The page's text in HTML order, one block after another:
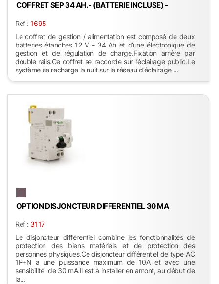
COFFRET SEP 34 AH. - (BATTERIE INCLUSE) -
Ref :1695
Le coffret de gestion / alimentation est composé de deux
batteries étanches 12 V - 34 Ah et d’une électronique de
gestion et de régulation de charge.Fixation arrière par
double rails.Ce coffret se raccorde sur l’éclairage public.Le
système se recharge la nuit sur le réseau d’éclairage ...
OPTION DISJONCTEUR DIFFERENTIEL 30 MA
Ref : 3117
Le disjoncteur différentiel combine les fonctionnalités de
protection des biens matériels et de protection des
personnes physiques.Ce disjoncteur différentiel de type AC
1P+N a une puissance maximum de 10A et avec une
sensibilité de 30 mA.Il est à installer en amont, au début de
la...